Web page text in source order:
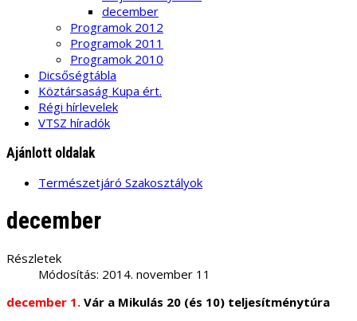
december
Programok 2012
Programok 2011
Programok 2010
Dicsőségtábla
Köztársaság Kupa ért.
Régi hírlevelek
VTSZ híradók
Ajánlott oldalak
Természetjáró Szakosztályok
december
Részletek
Módosítás: 2014. november 11
december 1. Vár a Mikulás 20 (és 10) teljesítménytúra